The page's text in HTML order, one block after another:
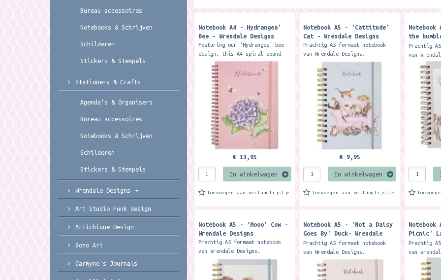
Notebook A4 - Hydrangea'
Bee - Wrendale Designs
Featuring our 'Hydrangea' bee
design, this A4 spiral bound
notebook will be all you need
to stay organised. The notebook
has a textured...
€ 13,95
In winkelwagen
Toevoegen aan verlanglijstje
Notebook A5 - 'Cattitude'
Cat - Wrendale Designs
Prachtig A5 formaat notebook
van Wrendale Designs.
Spiraalgebonden met ongeveer 90
pagina's en harde kaft Met op
iedere pagina een
illustratie...
€ 9,95
In winkelwagen
Toevoegen aan verlanglijstje
the
Wrendale
Prachtig
van
pagina's
iedere
Notebook A5 - 'Mooo' Cow -
Wrendale Designs
Prachtig A5 formaat notebook
van Wrendale Designs.
Spiraalgebonden met ongeveer 90
pagina's en harde kaft Met op
iedere pagina een
Notebook A5 - 'Not a Daisy
Goes By' Duck- Wrendale
Designs
Prachtig A5 formaat notebook
van Wrendale Designs.
Spiraalgebonden met ongeveer 90
pagina's en harde kaft Met op
iedere pagina een
Picnic'
-
Prachtig
van
pagina's
iedere
Bureau accessoires
Notebooks & Schrijven
Schilderen
Stickers & Stempels
Stationery & Crafts
Agenda's & Organisers
Bureau accessoires
Notebooks & Schrijven
Schilderen
Stickers & Stempels
Wrendale Designs
Art Studio Funk design
Artichique Design
Bomo Art
Carmyne's Journals